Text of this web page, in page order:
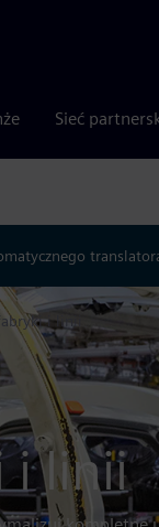
Sieć
i linii
i linii